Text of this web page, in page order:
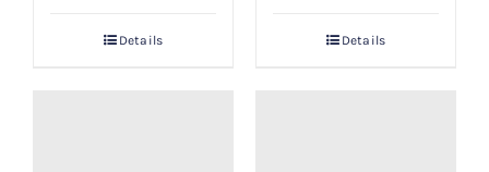
PAYMENT Details Details